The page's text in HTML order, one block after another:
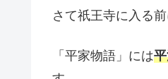
さて祇王寺に入る
「平家物語」には